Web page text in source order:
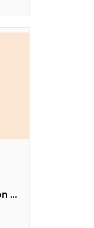
AcademyX Education Hub